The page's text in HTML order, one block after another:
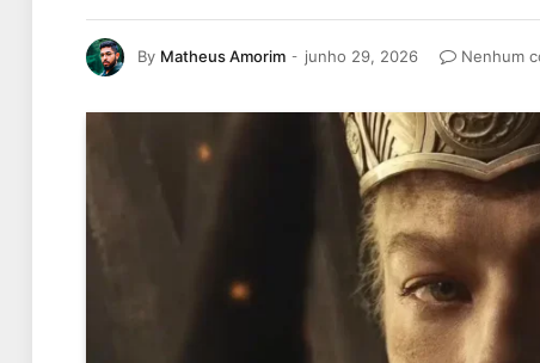
By Matheus Amorim junho 29, 2026 Nenhum